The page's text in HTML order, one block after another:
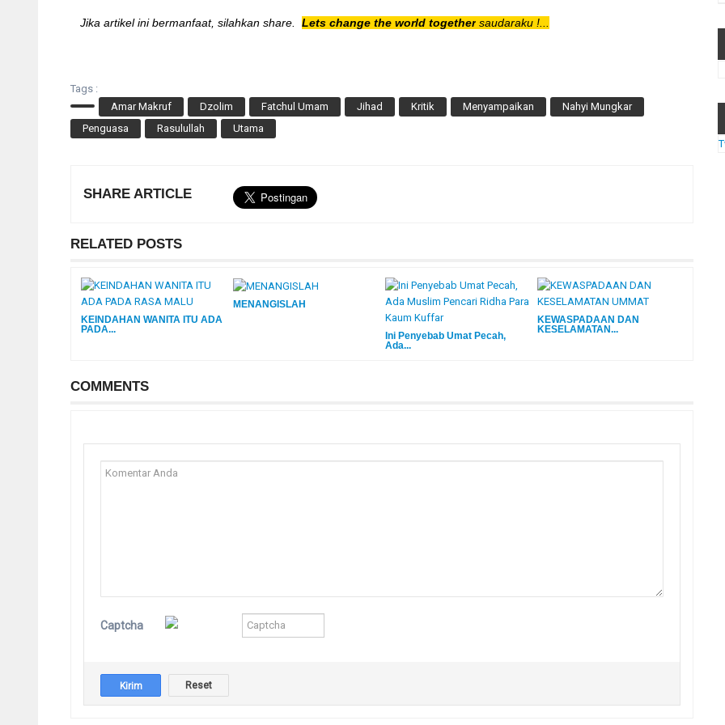
Jika artikel ini bermanfaat, silahkan share. Lets change the world together saudaraku !...
Tags :
Amar Makruf
Dzolim Fatchul Umam Jihad Kritik Menyampaikan
Nahyi Mungkar
Penguasa
Rasulullah Utama
SHARE ARTICLE
RELATED POSTS
KEINDAHAN WANITA ITU ADA
PADA...
MENANGISLAH
Ini Penyebab Umat Pecah,
Ada...
KEWASPADAAN DAN
KESELAMATAN...
COMMENTS
Captcha